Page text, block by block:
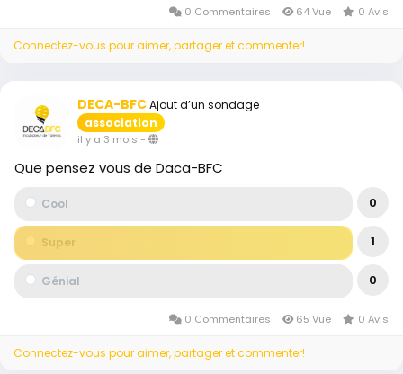
0 Commentaires 64 Vue 0 Avis
Connectez-vous pour aimer, partager et commenter!
DECA-BFCAjout d’un sondage
association
il y a 3 mois -
Que pensez vous de Daca-BFC
Cool 0
Super 1
Génial 0
0 Commentaires 65 Vue 0 Avis
Connectez-vous pour aimer, partager et commenter!